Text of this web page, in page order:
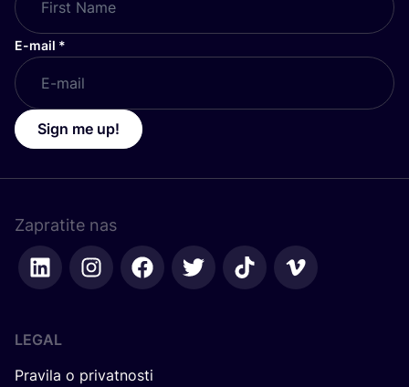
E-mail *
Sign me up!
Zapratite nas
LEGAL
Pravila o privatnosti